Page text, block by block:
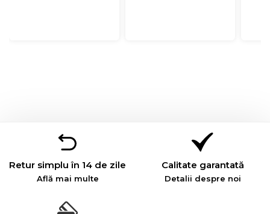
Retur simplu în 14 de zile
Află mai multe
Calitate garantată
Detalii despre noi